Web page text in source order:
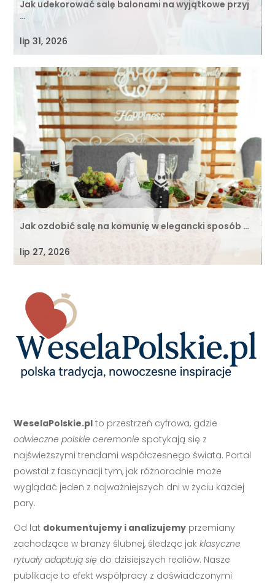
Jak udekorować salę balonami na wyjątkowe przyj
…
lip 31, 2026
Jak ozdobić salę na komunię w elegancki sposób …
lip 27, 2026
WeselaPolskie.pl to przestrzeń cyfrowa, gdzie
odwieczne polskie ceremonie spotykają się z
najświeższymi trendami współczesnego świata. Portal
powstał z fascynacji tym, jak różnorodnie może
wyglądać jeden z najważniejszych dni w życiu każdej
pary.
Od lat dokumentujemy i analizujemy przemiany
zachodzące w branży ślubnej, śledząc jakklasyczne
rytuały adaptują się do dzisiejszych realiów. Nasze
publikacje to efekt współpracy z doświadczonymi